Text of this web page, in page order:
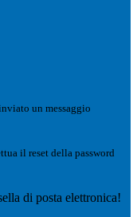
un messaggio
il reset della password
di posta elettronica!